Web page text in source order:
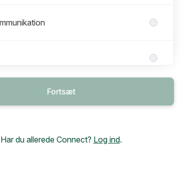
Spil og Informationssikkerhed
Fortsæt
Har du allerede Connect? Log ind.